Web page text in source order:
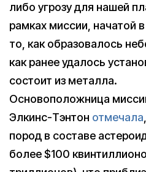
либо угрозу для нашей
рамках миссии, начатой
то, как образовалось
как ранее удалось
состоит из металла.
Основоположница
Элкинс-Тэнтон отмечала
пород в составе
более $100